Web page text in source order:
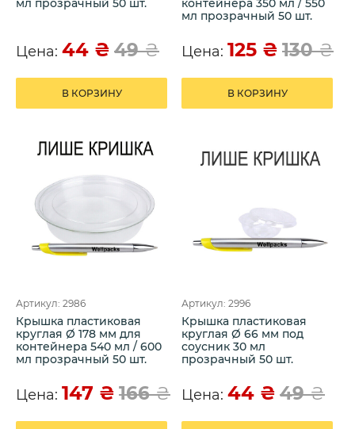
мл прозрачный 50 шт.
Цена: 44 ₴ 49₴
В КОРЗИНУ
контейнера 350 мл / 550
мл прозрачный 50 шт.
Цена: 125 ₴ 130₴
В КОРЗИНУ
Артикул: 2986
Крышка пластиковая
круглая Ø 178 мм для
контейнера 540 мл / 600
мл прозрачный 50 шт.
Цена: 147 ₴ 166₴
Артикул: 2996
Крышка пластиковая
круглая Ø 66 мм под
соусник 30 мл
прозрачный 50 шт.
Цена: 44 ₴ 49₴